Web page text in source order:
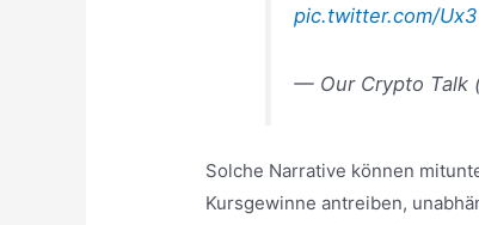
pic.twitter.com/
— Our Crypto Talk
Solche Narrative können
Kursgewinne antreiben,